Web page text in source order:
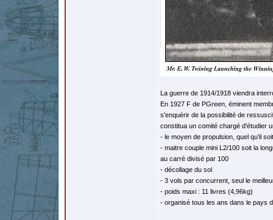
La guerre de 1914/1918 viendra
En 1927 F de PGreen, éminent
s'enquérir de la possibilité de
constitua un comité chargé d'étudier
- le moyen de propulsion, quel qu'il
- maitre couple mini L2/100 soit la
au carré divisé par 100
- décollage du sol
- 3 vols par concurrent, seul le
- poids maxi : 11 livres (4,96kg)
- organisé tous les ans dans le pays